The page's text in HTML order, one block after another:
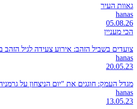
גאוות העיר
hanas
05.08.26
הכי מעניין
צועדים בשביל הזהב: אירוע צעידה לגיל
hanas
20.05.23
מגדל העמק: חוגגים את "יום הניצחון על
hanas
13.05.23